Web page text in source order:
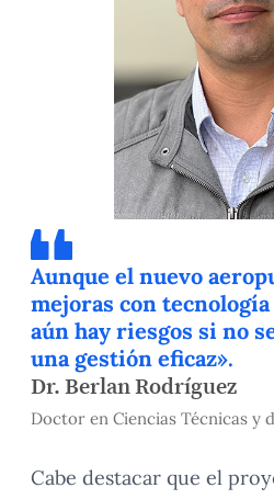
Aunque el nuevo
mejoras con
aún hay riesgos si no
una gestión eficaz».
Dr. Berlan Rodríguez
Doctor en Ciencias Técnicas y
Cabe destacar que el